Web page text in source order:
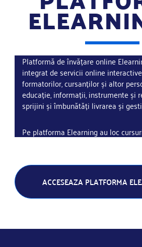
Platformă de învățare online
integrat de servicii online
formatorilor, cursanților și altor
educație, informații, instrumente și
sprijini și îmbunătăți livrarea și
Pe platforma Elearning au loc
ACCESEAZA PLATFORMA